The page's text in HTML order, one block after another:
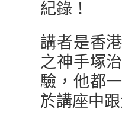
紀錄！
講者是香
之神手塚
驗，他都
於講座中